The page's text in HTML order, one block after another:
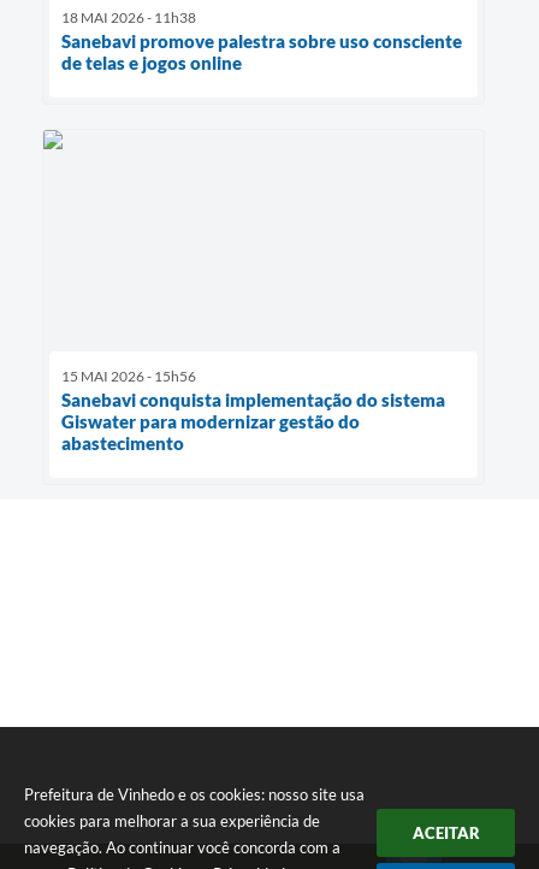
Prefeitura de Vinhedo e os cookies: nosso site usa
cookies para melhorar a sua experiência de
navegação. Ao continuar você concorda com a
ACEITAR
18 MAI 2026 - 11h38
Sanebavi promove palestra sobre uso consciente
de telas e jogos online
15 MAI 2026 - 15h56
Sanebavi conquista implementação do sistema
Giswater para modernizar gestão do
abastecimento